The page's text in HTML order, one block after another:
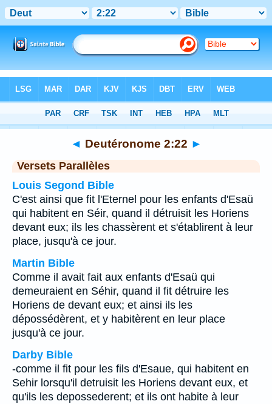
>Chapitre 2 > Verset 22
◄ Deutéronome 2:22 ►
Versets Parallèles
Louis Segond Bible
C'est ainsi que fit l'Eternel pour les enfants d'Esaü
qui habitent en Séir, quand il détruisit les Horiens
devant eux; ils les chassèrent et s'établirent à leur
place, jusqu'à ce jour.
Martin Bible
Comme il avait fait aux enfants d'Esaü qui
demeuraient en Séhir, quand il fit détruire les
Horiens de devant eux; et ainsi ils les
dépossédèrent, et y habitèrent en leur place
jusqu'à ce jour.
Darby Bible
-comme il fit pour les fils d'Esaue, qui habitent en
Sehir lorsqu'il detruisit les Horiens devant eux, et
qu'ils les depossederent; et ils ont habite à leur